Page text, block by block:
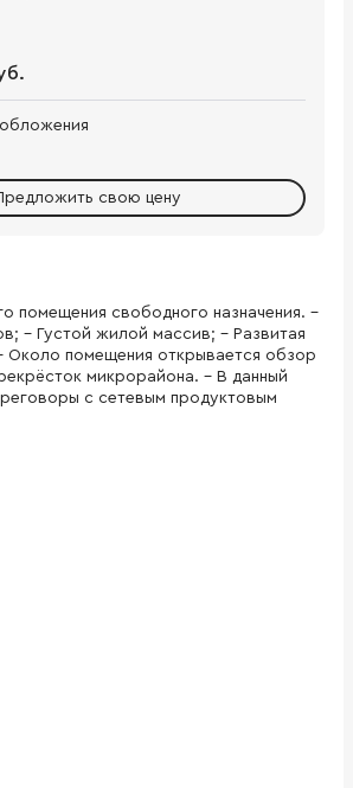
свою цену
помещения свободного назначения. -
- Густой жилой массив; - Развитая
Около помещения открывается обзор
микрорайона. - В данный
с сетевым продуктовым